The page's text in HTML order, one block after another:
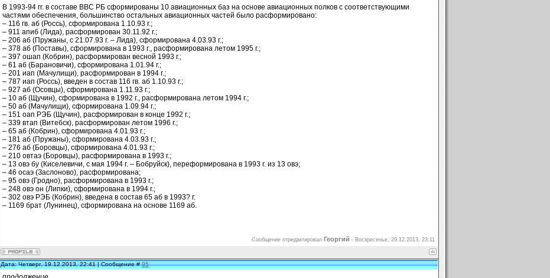
В 1993-94 гг. в составе ВВС РБ сформированы 10 авиационных баз на основе авиационных полков с соответствующими
частями обеспечения, большинство остальных авиационных частей было расформировано:
– 116 гв. аб (Россь), сформирована 1.10.93 г.;
– 911 апиб (Лида), расформирован 30.11.92 г.;
– 206 аб (Пружаны, с 21.07.93 г. – Лида), сформирована 4.03.93 г.;
– 378 аб (Поставы), сформирована в 1993 г., расформирована летом 1995 г.;
– 397 ошап (Кобрин), расформирован весной 1993 г.;
– 61 аб (Барановичи), сформирована 1.01.94 г.;
– 201 иап (Мачулищи), расформирован в 1994 г.;
– 787 иап (Россь), введен в состав 116 гв. аб 1.10.93 г.;
– 927 аб (Осовцы), сформирована 1.11.93 г.;
– 10 аб (Щучин), сформирована в 1992 г., расформирована летом 1994 г.;
– 50 аб (Мачулищи), сформирована 1.09.94 г.;
– 151 оап РЭБ (Щучин), расформирован в конце 1992 г.;
– 339 втап (Витебск), расформирован летом 1996 г.;
– 65 аб (Кобрин), сформирована 4.01.93 г.;
– 181 аб (Пружаны), сформирована 4.03.93 г.;
– 276 аб (Боровцы), сформирована 4.01.93 г.;
– 210 овтаэ (Боровцы), расформирована в 1993 г.;
– 13 овэ бу (Киселевичи, с мая 1994 г. – Бобруйск), переформирована в 1993 г. из 13 овэ;
– 46 осаэ (Заслоново), расформирована;
– 95 овэ (Гродно), расформирована в 1993 г.;
– 248 овэ он (Липки), сформирована в 1994 г.;
– 302 овэ РЭБ (Кобрин), введена в состав 65 аб в 1993? г.
– 1169 брат (Лунинец), сформирована на основе 1169 аб.
Сообщение отредактировал Георгий - Воскресенье, 29.12.2013, 23:11
Дата: Четверг, 19.12.2013, 22:41 | Сообщение #95